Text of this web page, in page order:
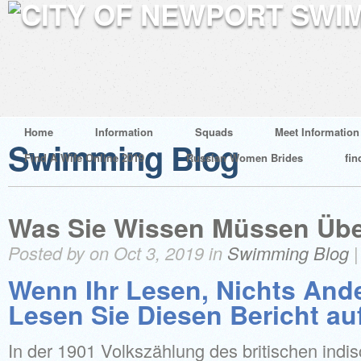
Home Information Squads
Meet Information
Find A Wife Online 2019
Russian Women Brides
Swimming Blog
Was Sie Wissen Müssen
Posted by on Oct 3, 2019 in Swimming Blog
Wenn Ihr Lesen, Nichts
Lesen Sie Diesen Bericht
In der 1901 Volkszählung des britischen